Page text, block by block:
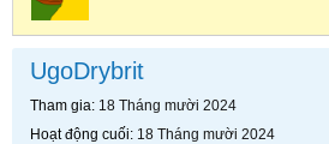
UgoDrybrit
Tham gia 18 Tháng mười 2024
Hoạt động cuối 18 Tháng mười 2024